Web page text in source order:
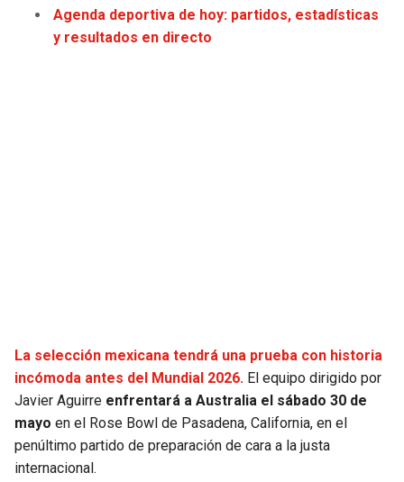
GIANTS
BEARS
LIONS
PACKERS
LAKERS
SPURS
NUGGETS
TIMBERWOLVES
Agenda deportiva de hoy: partidos, estadísticas
y resultados en directo
La selección mexicana tendrá una prueba con historia
incómoda antes del Mundial 2026. El equipo dirigido por
Javier Aguirre enfrentará a Australia el sábado 30 de
mayo en el Rose Bowl de Pasadena, California, en el
penúltimo partido de preparación de cara a la justa
internacional.